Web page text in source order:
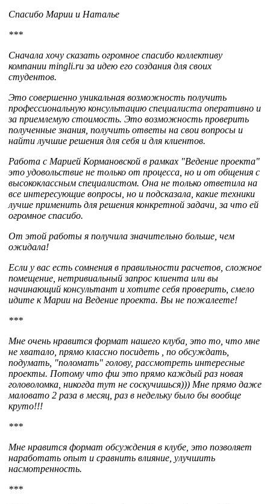
Спасибо Марии и Наталье
***
Сначала хочу сказать огромное спасибо коллективу
компании mingli.ru за идею его создания для своих
студентов.
Это совершенно уникальная возможность получить
профессиональную консультацию специалиста оперативно и
за приемлемую стоимость. Это возможность проверить
полученные знания, получить ответы на свои вопросы и
найти лучшие решения для себя и для клиентов.
Работа с Марией Кормановской в рамках "Ведение проекта"
это удовольствие не только от процесса, но и от общения с
высококлассным специалистом. Она не только ответила на
все интересующие вопросы, но и подсказала, какие техники
лучше применить для решения конкретной задачи, за что ей
огромное спасибо.
От этой работы я получила значительно больше, чем
ожидала!
Если у вас есть сомнения в правильности расчетов, сложное
помещение, нетривиальный запрос клиента или вы
начинающий консультант и хотите себя проверить, смело
идите к Марии на Ведение проекта. Вы не пожалеете!
***
Мне очень нравится формат нашего клуба, это то, что мне
не хватало, прямо классно посидеть , по обсуждать,
подумать, "поломать" голову, рассмотреть интересные
проекты. Потому что фш это прямо каждый раз новая
головоломка, никогда тут не соскучишься))) Мне прямо даже
маловато 2 раза в месяц, раз в недельку было бы вообще
круто!!!
***
Мне нравится формат обсуждения в клубе, это позволяет
наработать опыт и сравнить влияние, улучшить
насмотренность.
***